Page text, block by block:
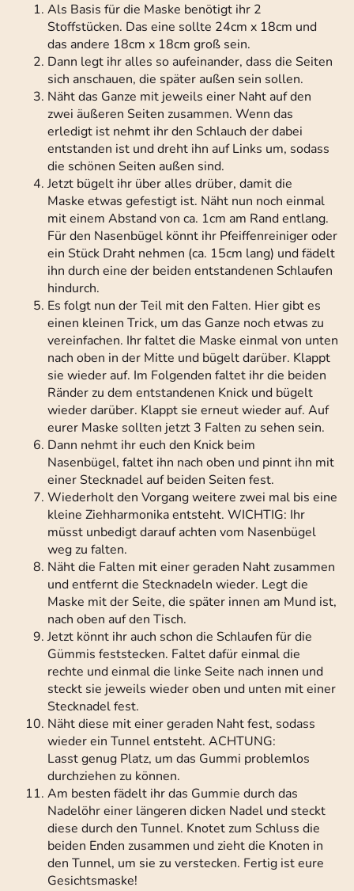
Als Basis für die Maske benötigt ihr 2
Stoffstücken. Das eine sollte 24cm x 18cm und
das andere 18cm x 18cm groß sein.
Dann legt ihr alles so aufeinander, dass die Seiten
sich anschauen, die später außen sein sollen.
Näht das Ganze mit jeweils einer Naht auf den
zwei äußeren Seiten zusammen. Wenn das
erledigt ist nehmt ihr den Schlauch der dabei
entstanden ist und dreht ihn auf Links um, sodass
die schönen Seiten außen sind.
Jetzt bügelt ihr über alles drüber, damit die
Maske etwas gefestigt ist. Näht nun noch einmal
mit einem Abstand von ca. 1cm am Rand entlang.
Für den Nasenbügel könnt ihr Pfeiffenreiniger oder
ein Stück Draht nehmen (ca. 15cm lang) und fädelt
ihn durch eine der beiden entstandenen Schlaufen
hindurch.
Es folgt nun der Teil mit den Falten. Hier gibt es
einen kleinen Trick, um das Ganze noch etwas zu
vereinfachen. Ihr faltet die Maske einmal von unten
nach oben in der Mitte und bügelt darüber. Klappt
sie wieder auf. Im Folgenden faltet ihr die beiden
Ränder zu dem entstandenen Knick und bügelt
wieder darüber. Klappt sie erneut wieder auf. Auf
eurer Maske sollten jetzt 3 Falten zu sehen sein.
Dann nehmt ihr euch den Knick beim
Nasenbügel, faltet ihn nach oben und pinnt ihn mit
einer Stecknadel auf beiden Seiten fest.
Wiederholt den Vorgang weitere zwei mal bis eine
kleine Ziehharmonika entsteht. WICHTIG: Ihr
müsst unbedigt darauf achten vom Nasenbügel
weg zu falten.
Näht die Falten mit einer geraden Naht zusammen
und entfernt die Stecknadeln wieder. Legt die
Maske mit der Seite, die später innen am Mund ist,
nach oben auf den Tisch.
Jetzt könnt ihr auch schon die Schlaufen für die
Gümmis feststecken. Faltet dafür einmal die
rechte und einmal die linke Seite nach innen und
steckt sie jeweils wieder oben und unten mit einer
Stecknadel fest.
Näht diese mit einer geraden Naht fest, sodass
wieder ein Tunnel entsteht. ACHTUNG:
Lasst genug Platz, um das Gummi problemlos
durchziehen zu können.
Am besten fädelt ihr das Gummie durch das
Nadelöhr einer längeren dicken Nadel und steckt
diese durch den Tunnel. Knotet zum Schluss die
beiden Enden zusammen und zieht die Knoten in
den Tunnel, um sie zu verstecken. Fertig ist eure
Gesichtsmaske!